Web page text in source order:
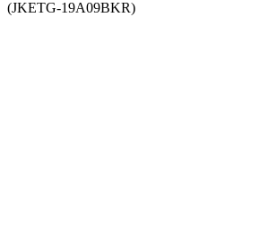
(JKETG-19A09BKR)